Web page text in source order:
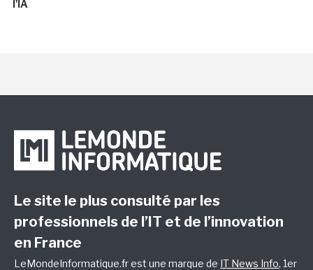
l'IA
Le site le plus consulté par les
professionnels de l’IT et de l’innovation
en France
LeMondeInformatique.fr est une marque de IT News Info, 1er